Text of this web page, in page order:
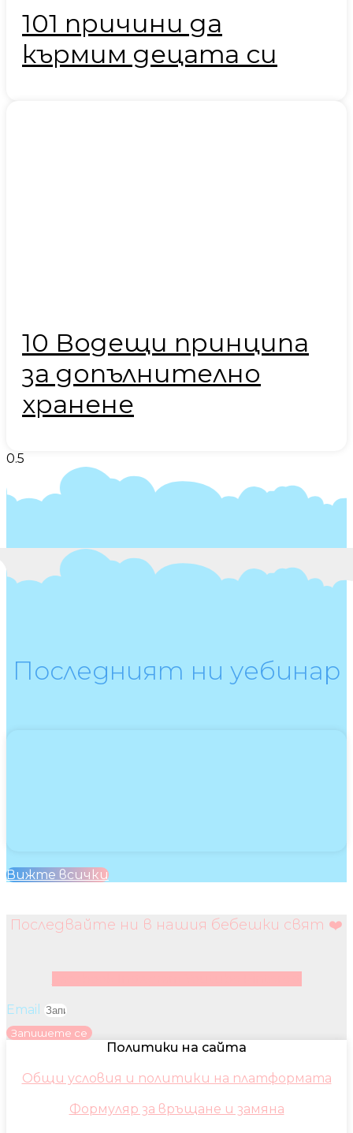
101 причини да
кърмим децата си
10 Водещи принципа
за допълнително
хранене
Последният ни уебинар
Вижте всички
Последвайте ни в нашия бебешки свят ❤️
Email
Запишете се
Политики на сайта
Общи условия и политики на платформата
Формуляр за връщане и замяна